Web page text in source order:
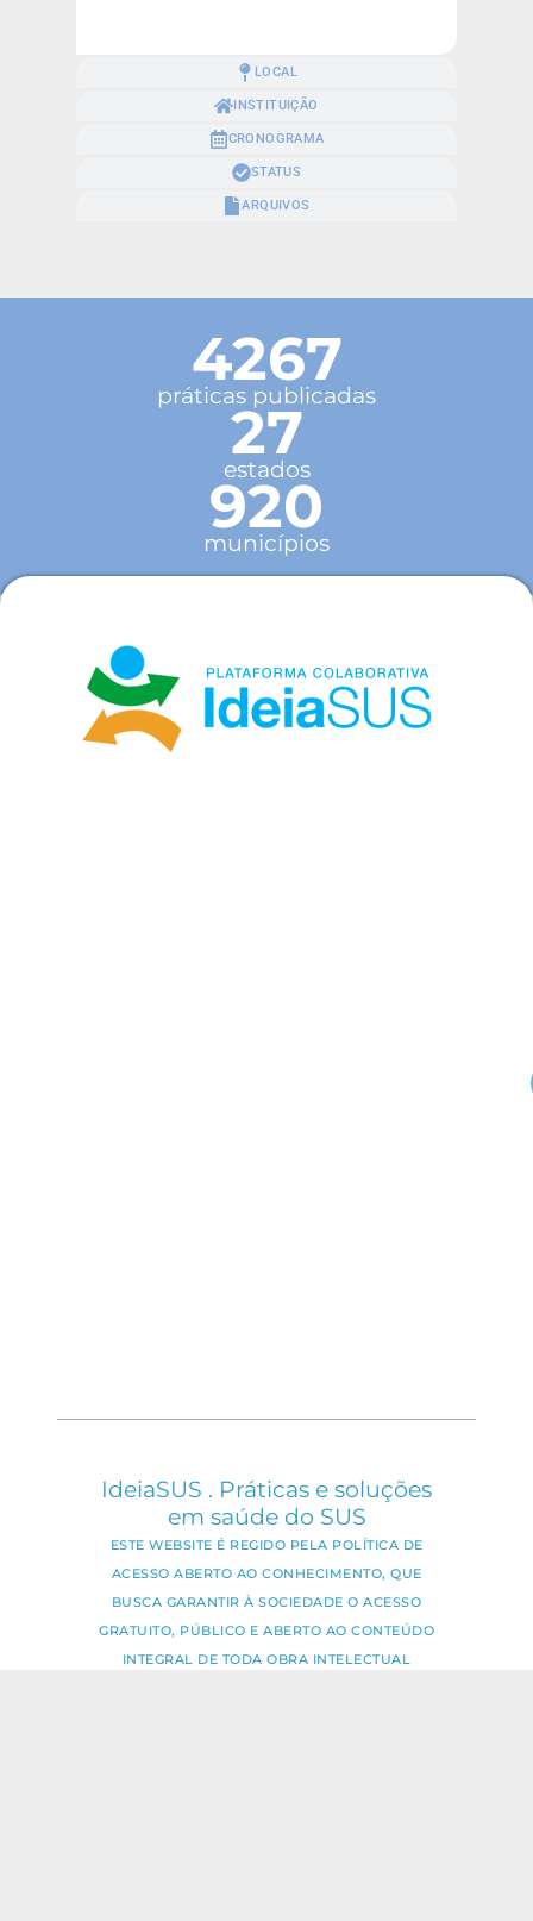
LOCAL
INSTITUIÇÃO
CRONOGRAMA
STATUS
ARQUIVOS
4267
práticas publicadas
27
estados
920
municípios
IdeiaSUS . Práticas e soluções
em saúde do SUS
ESTE WEBSITE É REGIDO PELA POLÍTICA DE
ACESSO ABERTO AO CONHECIMENTO, QUE
BUSCA GARANTIR À SOCIEDADE O ACESSO
GRATUITO, PÚBLICO E ABERTO AO CONTEÚDO
INTEGRAL DE TODA OBRA INTELECTUAL